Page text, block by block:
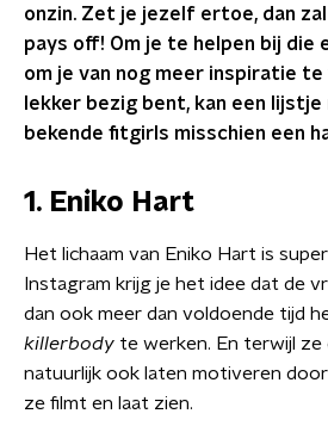
onzin. Zet je jezelf ertoe, dan
pays off! Om je te helpen bij
om je van nog meer inspiratie te
lekker bezig bent, kan een
bekende fitgirls misschien een
1. Eniko Hart
Het lichaam van Eniko Hart is
Instagram krijg je het idee dat de
dan ook meer dan voldoende tijd
killerbody te werken. En terwijl ze
natuurlijk ook laten motiveren
ze filmt en laat zien.